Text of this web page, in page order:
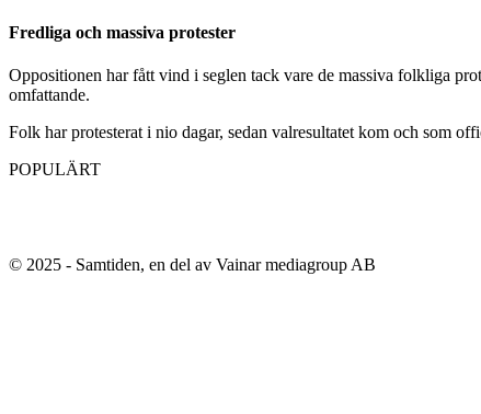
Fredliga och massiva protester
Oppositionen har fått vind i seglen tack vare de massiva folkliga
omfattande.
Folk har protesterat i nio dagar, sedan valresultatet kom och som
POPULÄRT
© 2025 - Samtiden, en del av Vainar mediagroup AB